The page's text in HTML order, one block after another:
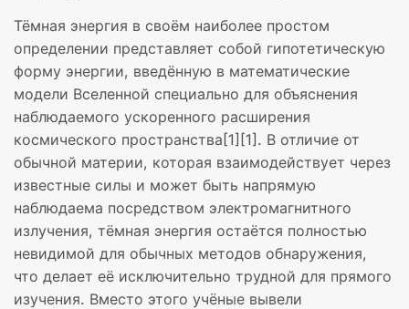
Тёмная энергия в своём наиболее простом
определении представляет собой гипотетическую
форму энергии, введённую в математические
модели Вселенной специально для объяснения
наблюдаемого ускоренного расширения
космического пространства[1][1]. В отличие от
обычной материи, которая взаимодействует через
известные силы и может быть напрямую
наблюдаема посредством электромагнитного
излучения, тёмная энергия остаётся полностью
невидимой для обычных методов обнаружения,
что делает её исключительно трудной для прямого
изучения. Вместо этого учёные вывели